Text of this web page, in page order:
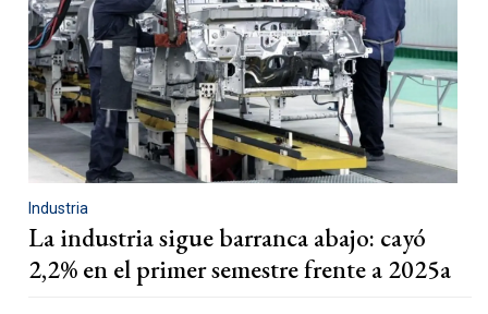
Industria
La industria sigue barranca abajo: cayó
2,2% en el primer semestre frente a 2025a